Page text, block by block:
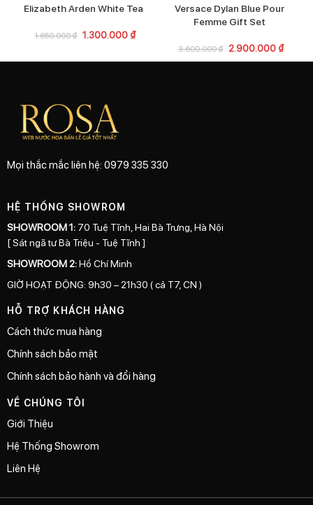
Elizabeth Arden White Tea
1.650.000₫ 1.300.000 ₫
Versace Dylan Blue Pour
Femme Gift Set
3.600.000₫ 2.900.000 ₫
Mọi thắc mắc liên hệ: 0979 335 330
HỆ THỐNG SHOWROM
SHOWROOM 1: 70 Tuệ Tĩnh, Hai Bà Trưng, Hà Nội
[ Sát ngã tư Bà Triệu - Tuệ Tĩnh ]
SHOWROOM 2:Hồ Chí Minh
GIỜ HOẠT ĐỘNG: 9h30 – 21h30 ( cả T7, CN )
HỖ TRỢ KHÁCH HÀNG
Cách thức mua hàng
Chính sách bảo mật
Chính sách bảo hành và đổi hàng
VỀ CHÚNG TÔI
Giới Thiệu
Hệ Thống Showrom
Liên Hệ